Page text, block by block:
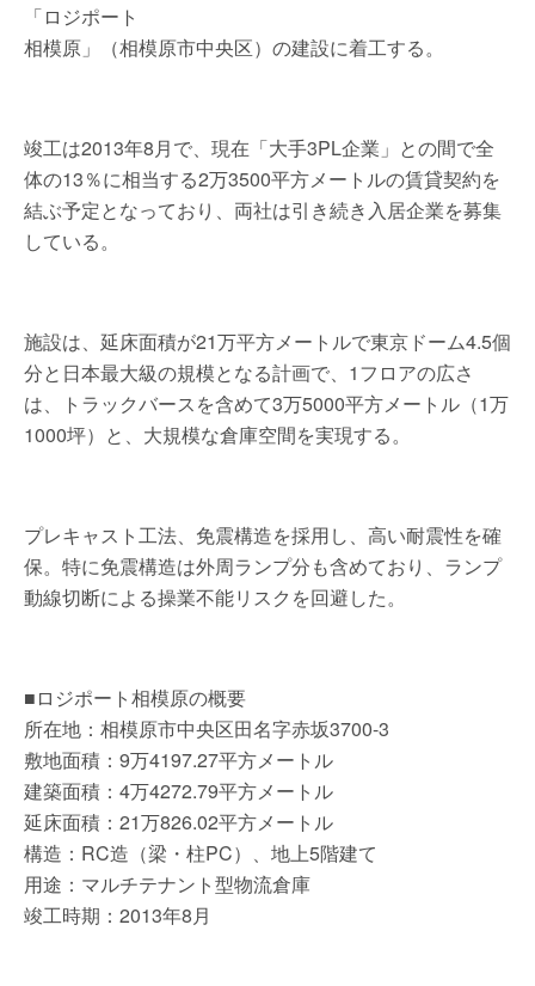
「ロジポート
相模原」（相模原市中央区）の建設に着工する。
竣工は2013年8月で、現在「大手3PL企業」との間で全
体の13％に相当する2万3500平方メートルの賃貸契約を
結ぶ予定となっており、両社は引き続き入居企業を募集
している。
施設は、延床面積が21万平方メートルで東京ドーム4.5個
分と日本最大級の規模となる計画で、1フロアの広さ
は、トラックバースを含めて3万5000平方メートル（1万
1000坪）と、大規模な倉庫空間を実現する。
プレキャスト工法、免震構造を採用し、高い耐震性を確
保。特に免震構造は外周ランプ分も含めており、ランプ
動線切断による操業不能リスクを回避した。
■ロジポート相模原の概要
所在地：相模原市中央区田名字赤坂3700-3
敷地面積：9万4197.27平方メートル
建築面積：4万4272.79平方メートル
延床面積：21万826.02平方メートル
構造：RC造（梁・柱PC）、地上5階建て
用途：マルチテナント型物流倉庫
竣工時期：2013年8月